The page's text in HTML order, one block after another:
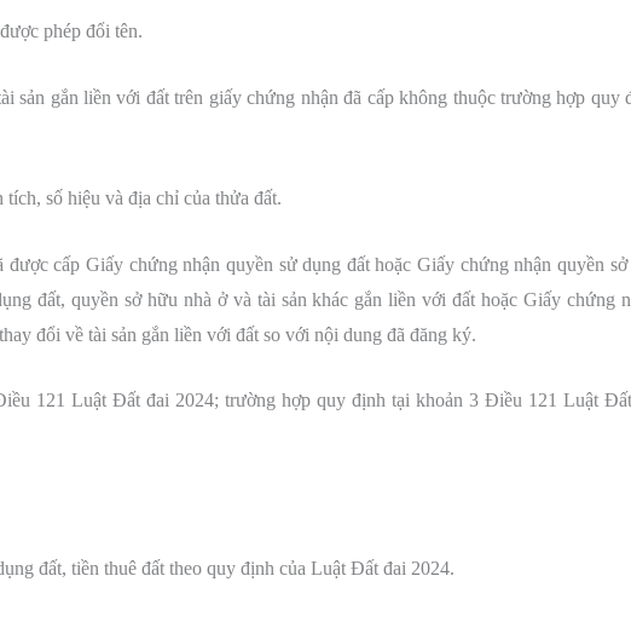
phép đổi tên.
sản gắn liền với đất trên giấy chứng nhận đã cấp không thuộc trường hợp quy
số hiệu và địa chỉ của thửa đất.
cấp Giấy chứng nhận quyền sử dụng đất hoặc Giấy chứng nhận quyền
đất, quyền sở hữu nhà ở và tài sản khác gắn liền với đất hoặc Giấy chứng
đổi về tài sản gắn liền với đất so với nội dung đã đăng ký.
121 Luật Đất đai 2024; trường hợp quy định tại khoản 3 Điều 121 Luật
đất, tiền thuê đất theo quy định của Luật Đất đai 2024.